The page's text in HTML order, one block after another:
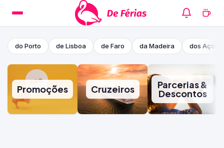
do Porto de Lisboa de Faro da Madeira dos
Promoções Cruzeiros Parcerias &
Descontos